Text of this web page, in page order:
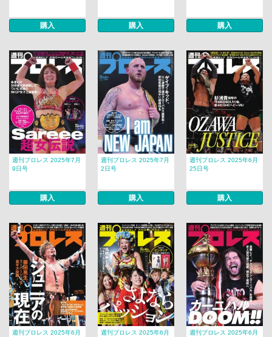
購入 購入 購入
週刊プロレス 2025年7月
9日号
購入
週刊プロレス 2025年7月
2日号
購入
週刊プロレス 2025年6月
25日号
購入
週刊プロレス 2025年6月
週刊プロレス 2025年6月
週刊プロレス 2025年6月